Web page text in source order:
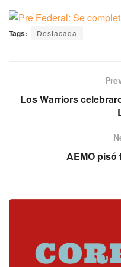
Tags: Destacada
Los Warriors
AEMO pisó